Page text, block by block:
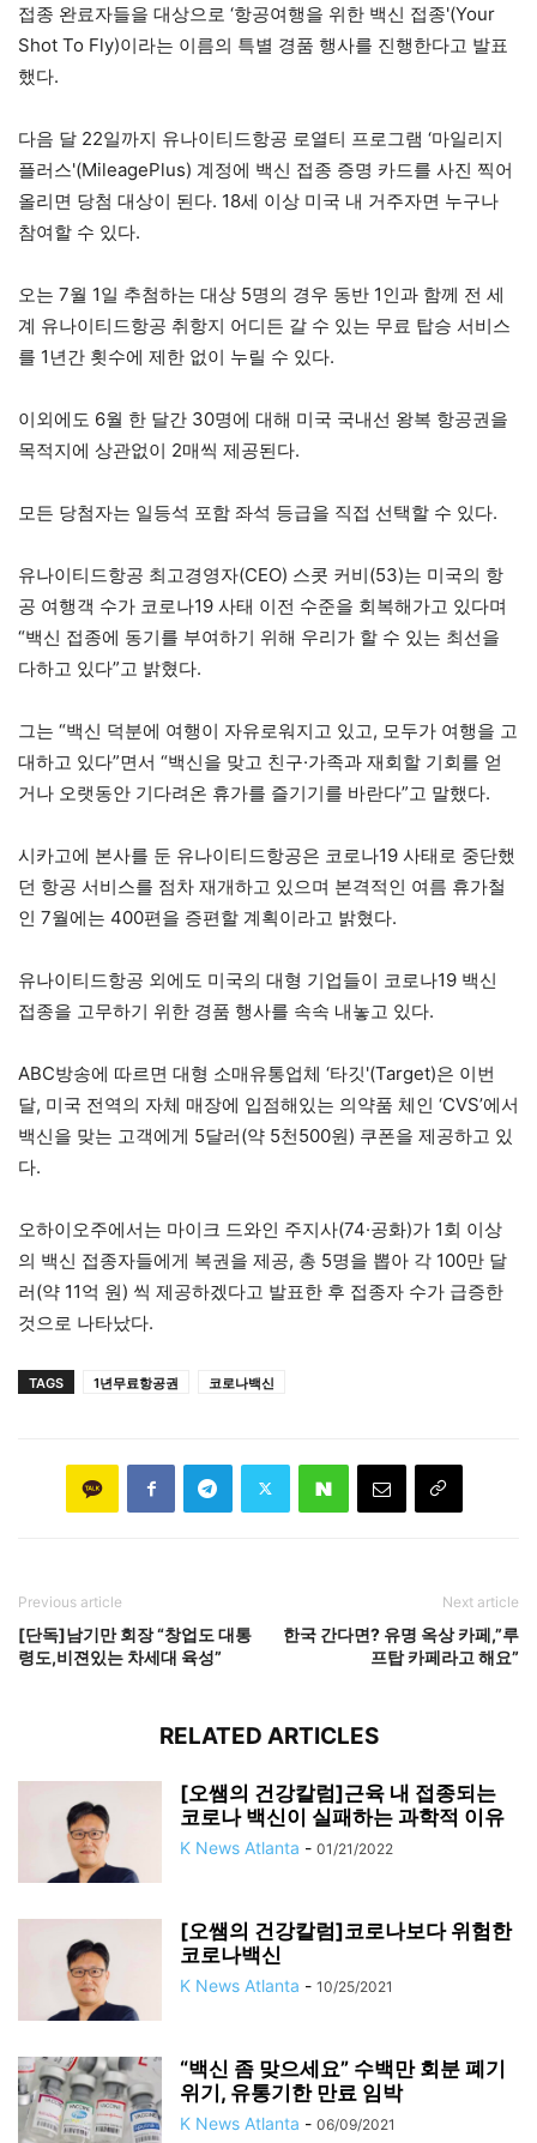
접종 완료자들을 대상으로 ‘항공여행을 위한 백신 접종'(Your
Shot To Fly)이라는 이름의 특별 경품 행사를 진행한다고 발표
했다.
다음 달 22일까지 유나이티드항공 로열티 프로그램 ‘마일리지
플러스'(MileagePlus) 계정에 백신 접종 증명 카드를 사진 찍어
올리면 당첨 대상이 된다. 18세 이상 미국 내 거주자면 누구나
참여할 수 있다.
오는 7월 1일 추첨하는 대상 5명의 경우 동반 1인과 함께 전 세
계 유나이티드항공 취항지 어디든 갈 수 있는 무료 탑승 서비스
를 1년간 횟수에 제한 없이 누릴 수 있다.
이외에도 6월 한 달간 30명에 대해 미국 국내선 왕복 항공권을
목적지에 상관없이 2매씩 제공된다.
모든 당첨자는 일등석 포함 좌석 등급을 직접 선택할 수 있다.
유나이티드항공 최고경영자(CEO) 스콧 커비(53)는 미국의 항
공 여행객 수가 코로나19 사태 이전 수준을 회복해가고 있다며
“백신 접종에 동기를 부여하기 위해 우리가 할 수 있는 최선을
다하고 있다”고 밝혔다.
그는 “백신 덕분에 여행이 자유로워지고 있고, 모두가 여행을 고
대하고 있다”면서 “백신을 맞고 친구·가족과 재회할 기회를 얻
거나 오랫동안 기다려온 휴가를 즐기기를 바란다”고 말했다.
시카고에 본사를 둔 유나이티드항공은 코로나19 사태로 중단했
던 항공 서비스를 점차 재개하고 있으며 본격적인 여름 휴가철
인 7월에는 400편을 증편할 계획이라고 밝혔다.
유나이티드항공 외에도 미국의 대형 기업들이 코로나19 백신
접종을 고무하기 위한 경품 행사를 속속 내놓고 있다.
ABC방송에 따르면 대형 소매유통업체 ‘타깃'(Target)은 이번
달, 미국 전역의 자체 매장에 입점해있는 의약품 체인 ‘CVS’에서
백신을 맞는 고객에게 5달러(약 5천500원) 쿠폰을 제공하고 있
다.
오하이오주에서는 마이크 드와인 주지사(74·공화)가 1회 이상
의 백신 접종자들에게 복권을 제공, 총 5명을 뽑아 각 100만 달
러(약 11억 원) 씩 제공하겠다고 발표한 후 접종자 수가 급증한
것으로 나타났다.
TAGS 1년무료항공권 코로나백신
Previous article
[단독]남기만 회장 “창업도 대통
령도,비젼있는 차세대 육성”
Next article
한국 간다면? 유명 옥상 카페,”루
프탑 카페라고 해요”
RELATED ARTICLES
[오쌤의 건강칼럼]근육 내 접종되는
코로나 백신이 실패하는 과학적 이유
K News Atlanta - 01/21/2022
[오쌤의 건강칼럼]코로나보다 위험한
코로나백신
K News Atlanta - 10/25/2021
“백신 좀 맞으세요” 수백만 회분 폐기
위기, 유통기한 만료 임박
K News Atlanta - 06/09/2021